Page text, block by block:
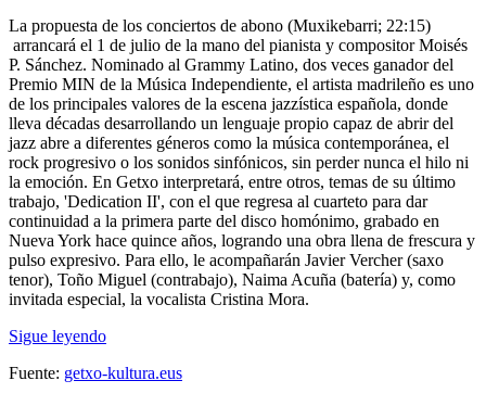
La propuesta de los conciertos de abono (Muxikebarri; 22:15)
arrancará el 1 de julio de la mano del pianista y compositor Moisés
P. Sánchez. Nominado al Grammy Latino, dos veces ganador del
Premio MIN de la Música Independiente, el artista madrileño es uno
de los principales valores de la escena jazzística española, donde
lleva décadas desarrollando un lenguaje propio capaz de abrir del
jazz abre a diferentes géneros como la música contemporánea, el
rock progresivo o los sonidos sinfónicos, sin perder nunca el hilo ni
la emoción. En Getxo interpretará, entre otros, temas de su último
trabajo, 'Dedication II', con el que regresa al cuarteto para dar
continuidad a la primera parte del disco homónimo, grabado en
Nueva York hace quince años, logrando una obra llena de frescura y
pulso expresivo. Para ello, le acompañarán Javier Vercher (saxo
tenor), Toño Miguel (contrabajo), Naima Acuña (batería) y, como
invitada especial, la vocalista Cristina Mora.
Sigue leyendo
Fuente: getxo-kultura.eus